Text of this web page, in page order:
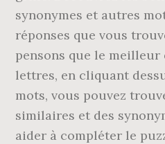
synonymes et autres
réponses que vous
pensons que le meilleur
lettres, en cliquant
mots, vous pouvez
similaires et des
aider à compléter le